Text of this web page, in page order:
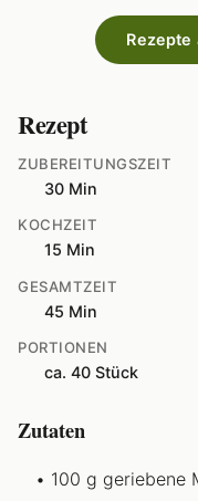
Rezepte
Rezept
ZUBEREITUNGSZEIT
30 Min
KOCHZEIT
15 Min
GESAMTZEIT
45 Min
PORTIONEN
ca. 40 Stück
Zutaten
100 g geriebene